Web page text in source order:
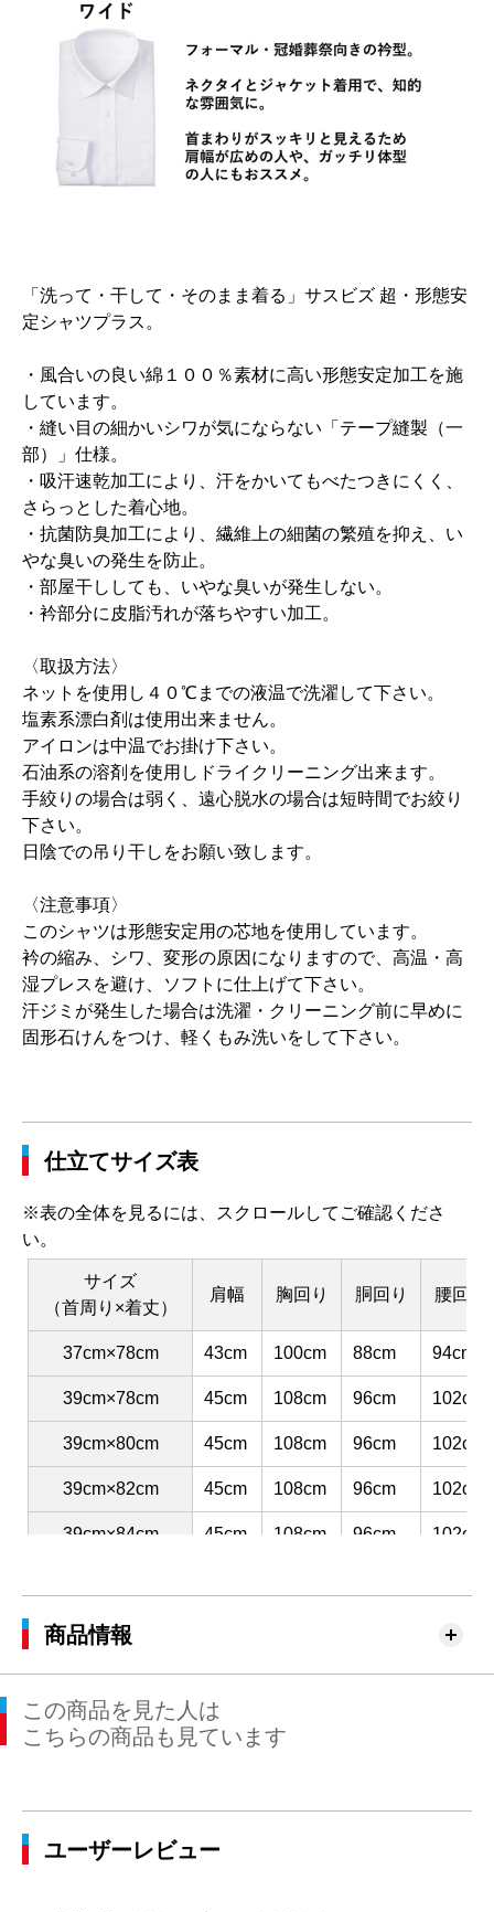
「洗って・干して・そのまま着る」サスビズ 超・形態安
定シャツプラス。
・風合いの良い綿１００％素材に高い形態安定加工を施
しています。
・縫い目の細かいシワが気にならない「テープ縫製（一
部）」仕様。
・吸汗速乾加工により、汗をかいてもべたつきにくく、
さらっとした着心地。
・抗菌防臭加工により、繊維上の細菌の繁殖を抑え、い
やな臭いの発生を防止。
・部屋干ししても、いやな臭いが発生しない。
・衿部分に皮脂汚れが落ちやすい加工。
〈取扱方法〉
ネットを使用し４０℃までの液温で洗濯して下さい。
塩素系漂白剤は使用出来ません。
アイロンは中温でお掛け下さい。
石油系の溶剤を使用しドライクリーニング出来ます。
手絞りの場合は弱く、遠心脱水の場合は短時間でお絞り
下さい。
日陰での吊り干しをお願い致します。
〈注意事項〉
このシャツは形態安定用の芯地を使用しています。
衿の縮み、シワ、変形の原因になりますので、高温・高
湿プレスを避け、ソフトに仕上げて下さい。
汗ジミが発生した場合は洗濯・クリーニング前に早めに
固形石けんをつけ、軽くもみ洗いをして下さい。
仕立てサイズ表
※表の全体を見るには、スクロールしてご確認くださ
い。
サイズ
（首周り×着丈）
肩幅 胸回り 胴回り 腰回り
37cm×78cm 43cm 100cm 88cm 94cm
39cm×78cm 45cm 108cm 96cm 102cm
39cm×80cm 45cm 108cm 96cm 102cm
39cm×82cm 45cm 108cm 96cm 102cm
39cm×84cm 45cm 108cm 96cm 102cm
41cm×82cm
41cm×84cm 47cm 116cm 104cm 110cm
41cm×86cm 47cm
43cm×86cm 49cm
商品情報
この商品を見た人は
こちらの商品も見ています
ユーザーレビュー